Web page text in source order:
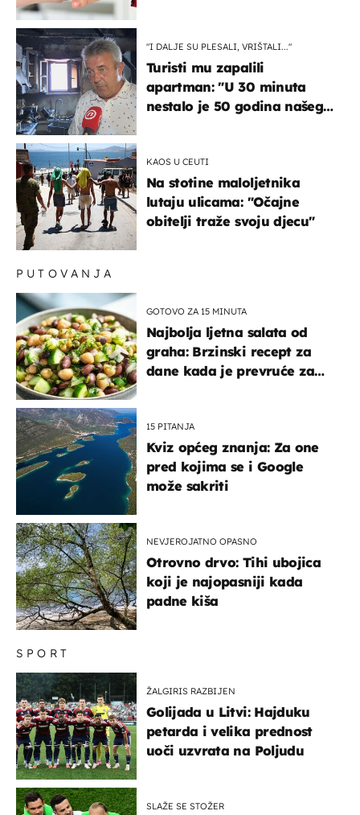
"I DALJE SU PLESALI, VRIŠTALI..."
Turisti mu zapalili
apartman: "U 30 minuta
nestalo je 50 godina našeg
KAOS U CEUTI
Na stotine maloljetnika
lutaju ulicama: "Očajne
obitelji traže svoju djecu"
SPORT
ŽALGIRIS RAZBIJEN
Golijada u Litvi: Hajduku
petarda i velika prednost
uoči uzvrata na Poljudu
SLAŽE SE STOŽER
PUTOVANJA
GOTOVO ZA 15 MINUTA
Najbolja ljetna salata od
graha: Brzinski recept za
dane kada je prevruće za
15 PITANJA
Kviz općeg znanja: Za one
pred kojima se i Google
može sakriti
NEVJEROJATNO OPASNO
Otrovno drvo: Tihi ubojica
koji je najopasniji kada
padne kiša